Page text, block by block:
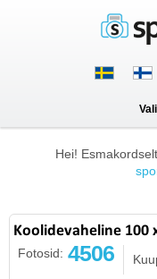
Hei!
Koolidevaheline 100
Fotosid: 4506